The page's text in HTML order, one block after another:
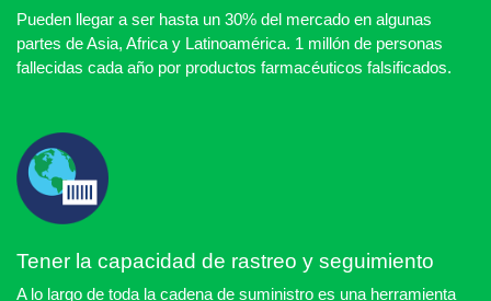
Pueden llegar a ser hasta un 30% del mercado en algunas
partes de Asia, Africa y Latinoamérica. 1 millón de personas
fallecidas cada año por productos farmacéuticos falsificados.
Tener la capacidad de rastreo y seguimiento
A lo largo de toda la cadena de suministro es una herramienta